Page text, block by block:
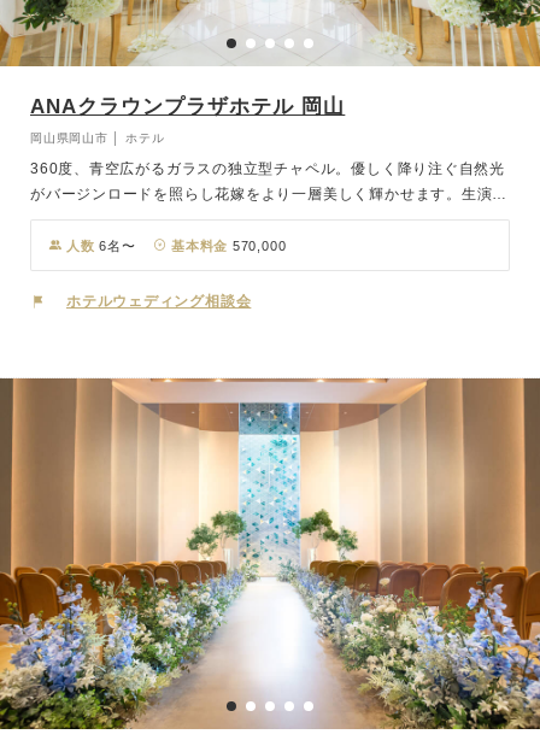
ANAクラウンプラザホテル 岡山
岡山県岡山市 │ ホテル
360度、青空広がるガラスの独立型チャペル。優しく降り注ぐ自然光
がバージンロードを照らし花嫁をより一層美しく輝かせます。生演奏
の美しい音色に包まれる空間はいつまでも色褪せない感動的なシーン
に。 四季の彩りと美しさを、繊細かつ大胆な技で、食を通して伝え
る“和食ダイニング「廚洊・くりやせん」は少人数パーティにふさわ
しい和モダンなあつらえ。おふたりとゲストの距離を縮める落ち着い
人数 6名〜 基本料金 570,000
ホテルウェディング相談会